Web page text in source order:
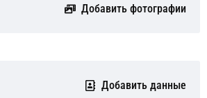
Добавить фотографии
Добавить данные